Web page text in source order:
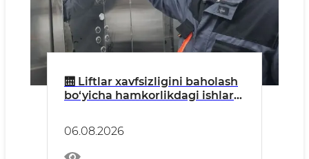
🛗 Liftlar xavfsizligini baholash
bo‘yicha hamkorlikdagi ishlar
06.08.2026